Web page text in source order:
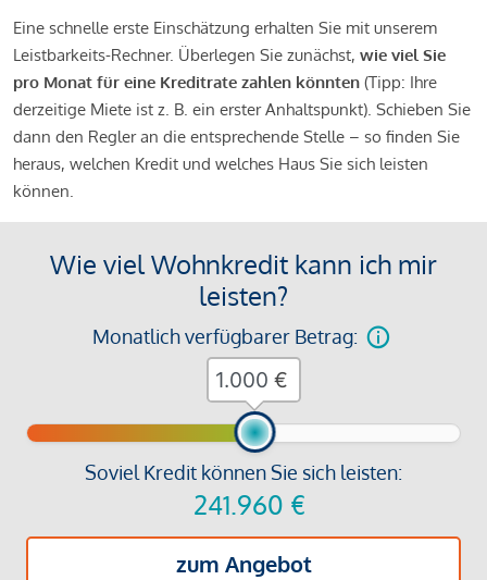
Eine schnelle erste Einschätzung erhalten Sie mit unserem
Leistbarkeits-Rechner. Überlegen Sie zunächst, wie viel Sie
pro Monat für eine Kreditrate zahlen könnten (Tipp: Ihre
derzeitige Miete ist z. B. ein erster Anhaltspunkt). Schieben Sie
dann den Regler an die entsprechende Stelle – so finden Sie
heraus, welchen Kredit und welches Haus Sie sich leisten
können.
Wie viel Wohnkredit kann ich mir
leisten?
Monatlich verfügbarer Betrag:
Soviel Kredit können Sie sich leisten:
241.960 €
zum Angebot
€